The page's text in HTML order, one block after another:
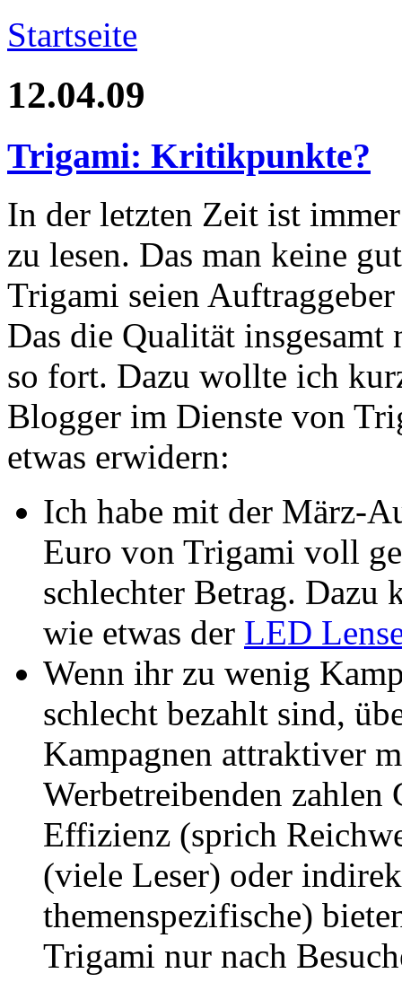
Startseite
12.04.09
Trigami: Kritikpunkte?
In der letzten Zeit ist
zu lesen. Das man keine
Trigami seien
Das die Qualität
so fort. Dazu wollte ich
Blogger im Dienste von
etwas erwidern:
Ich habe mit der März-
Euro von Trigami voll
schlechter Betrag. Dazu
wie etwas der LED
Wenn ihr zu wenig
schlecht bezahlt sind,
Kampagnen attraktiver
Werbetreibenden zahlen
Effizienz (sprich
(viele Leser) oder
themenspezifische)
Trigami nur nach